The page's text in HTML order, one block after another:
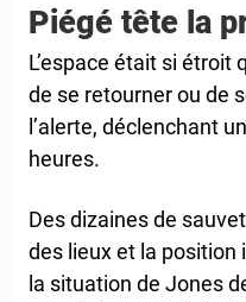
Piégé tête la
L’espace était si étroit
de se retourner ou de
l’alerte, déclenchant
heures.
Des dizaines de
des lieux et la position
la situation de Jones